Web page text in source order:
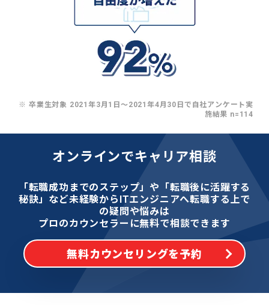
※ 卒業生対象 2021年3月1日〜2021年4月30日で自社アンケート実
施結果 n=114
オンラインでキャリア相談
「転職成功までのステップ」や「転職後に活躍する
秘訣」など未経験からITエンジニアへ転職する上で
の疑問や悩みは
プロのカウンセラーに無料で相談できます
無料カウンセリングを予約